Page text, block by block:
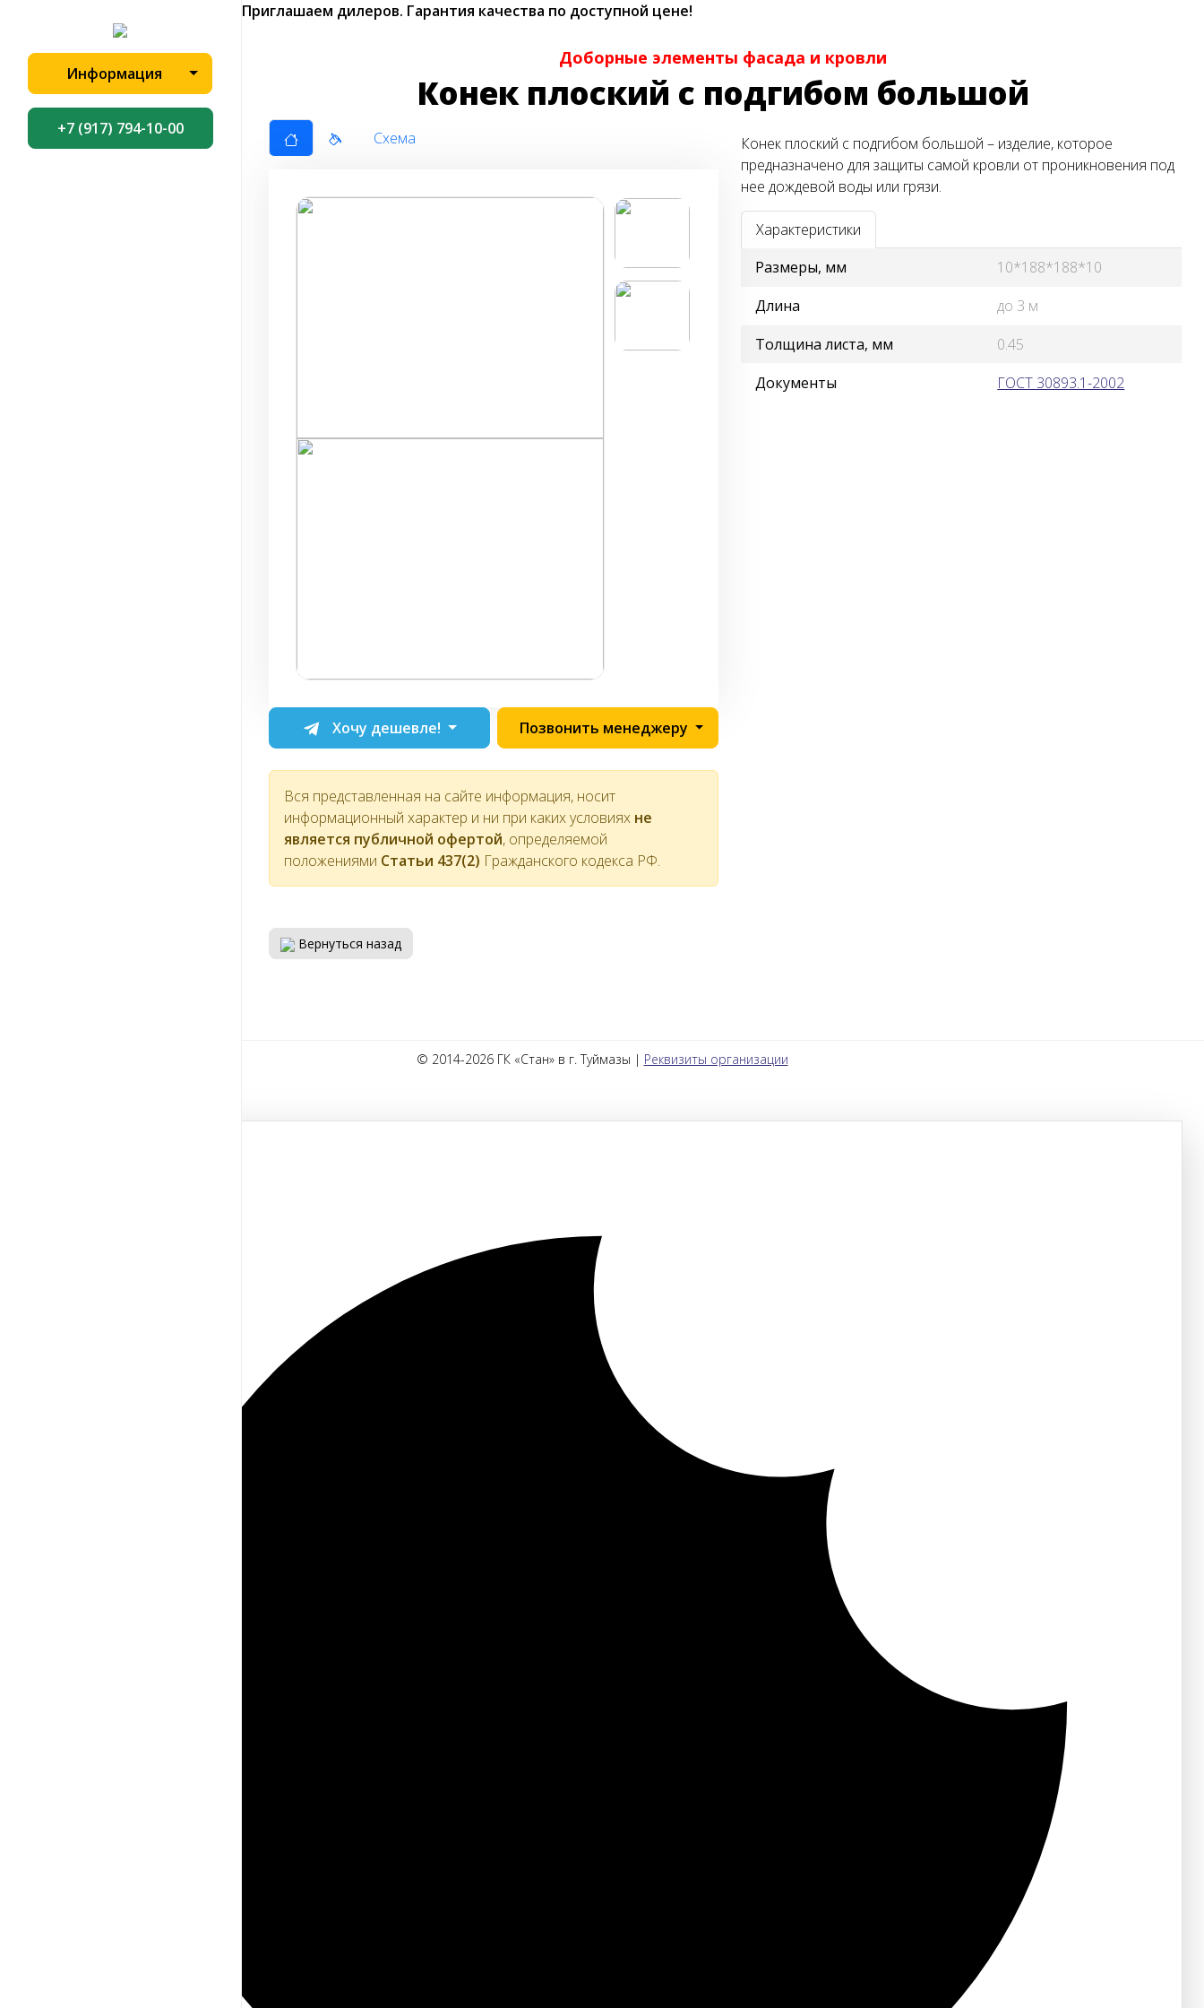
Приглашаем дилеров. Гарантия качества по доступной цене!
Информация
+7 (917) 794-10-00
Доборные элементы фасада и кровли
Конек плоский с подгибом большой
Схема
Хочу дешевле! Позвонить менеджеру
Вся представленная на сайте информация, носит
информационный характер и ни при каких условиях не
является публичной офертой, определяемой
положениями Статьи 437(2) Гражданского кодекса РФ.
Конек плоский с подгибом большой – изделие, которое
предназначено для защиты самой кровли от проникновения под
нее дождевой воды или грязи.
Характеристики
Размеры, мм
10*188*188*10
Длина
до 3 м
Толщина листа, мм
0.45
Документы
ГОСТ 30893.1-2002
Вернуться назад
© 2014-2026 ГК «Стан» в г. Туймазы | Реквизиты организации